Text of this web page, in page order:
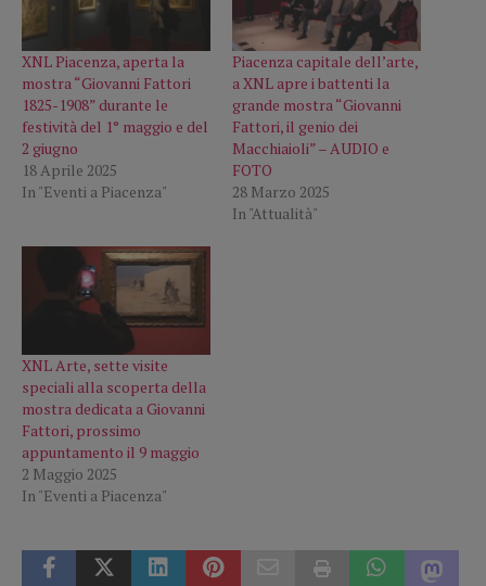
XNL Piacenza, aperta la
mostra “Giovanni Fattori
1825-1908” durante le
festività del 1° maggio e del
2 giugno
18 Aprile 2025
In "Eventi a Piacenza"
Piacenza capitale dell’arte,
a XNL apre i battenti la
grande mostra “Giovanni
Fattori, il genio dei
Macchiaioli” – AUDIO e
FOTO
28 Marzo 2025
In "Attualità"
XNL Arte, sette visite
speciali alla scoperta della
mostra dedicata a Giovanni
Fattori, prossimo
appuntamento il 9 maggio
2 Maggio 2025
In "Eventi a Piacenza"